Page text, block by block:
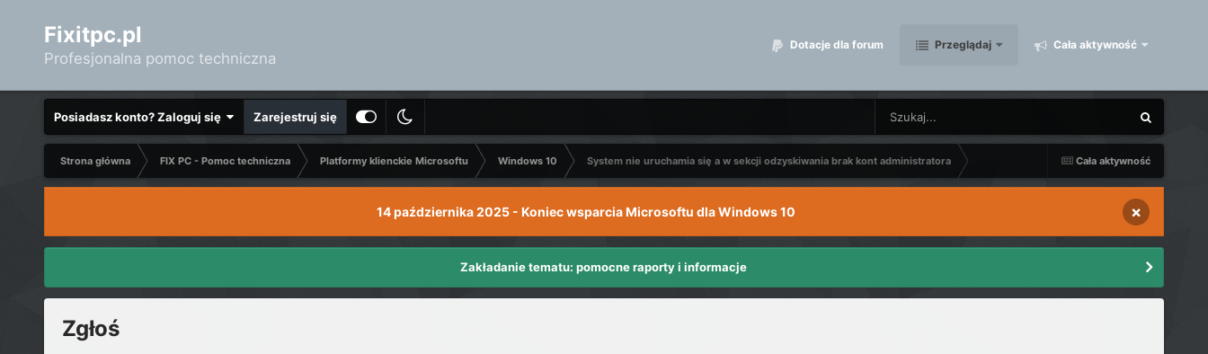
Fixitpc.pl
Profesjonalna pomoc techniczna
Dotacje dla forum Przeglądaj Cała aktywność
Posiadasz konto? Zaloguj się Zarejestruj się
Cała aktywność
Strona główna FIX PC - Pomoc techniczna Platformy klienckie Microsoftu Windows 10 System nie uruchamia się a w sekcji odzyskiwania brak kont administratora
14 października 2025 - Koniec wsparcia Microsoftu dla Windows 10 ×
Zakładanie tematu: pomocne raporty i informacje
Zgłoś